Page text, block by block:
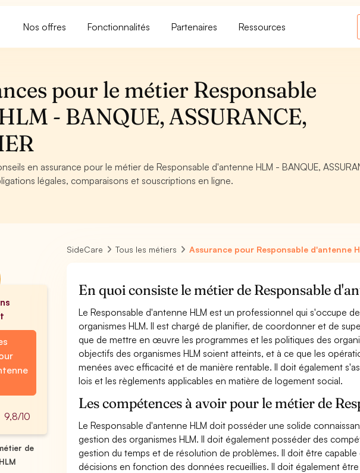
Nos offres Fonctionnalités Partenaires Ressources
pour le métier Responsable
- BANQUE, ASSURANCE,
en assurance pour le métier de Responsable d'antenne HLM - BANQUE,
légales, comparaisons et souscriptions en ligne.
9,8/10
de
SideCare Tous les métiers Assurance pour Responsable d'antenne
En quoi consiste le métier de Responsable
Le Responsable d'antenne HLM est un professionnel qui s'occupe
organismes HLM. Il est chargé de planifier, de coordonner et de
que de mettre en œuvre les programmes et les politiques des
objectifs des organismes HLM soient atteints, et à ce que les
menées avec efficacité et de manière rentable. Il doit également
lois et les règlements applicables en matière de logement social.
Les compétences à avoir pour le métier de
Le Responsable d'antenne HLM doit posséder une solide
gestion des organismes HLM. Il doit également posséder des
gestion du temps et de résolution de problèmes. Il doit être
décisions en fonction des données recueillies. Il doit également